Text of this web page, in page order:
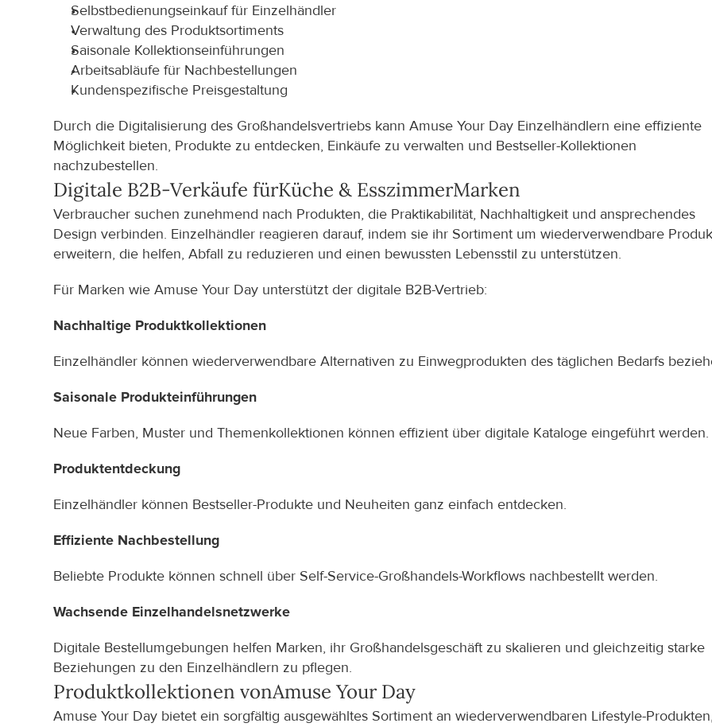
Selbstbedienungseinkauf für Einzelhändler
Verwaltung des Produktsortiments
Saisonale Kollektionseinführungen
Arbeitsabläufe für Nachbestellungen
Kundenspezifische Preisgestaltung
Durch die Digitalisierung des Großhandelsvertriebs kann Amuse Your Day Einzelhändlern eine effiziente
Möglichkeit bieten, Produkte zu entdecken, Einkäufe zu verwalten und Bestseller-Kollektionen
nachzubestellen.
Digitale B2B-Verkäufe fürKüche & EsszimmerMarken
Verbraucher suchen zunehmend nach Produkten, die Praktikabilität, Nachhaltigkeit und ansprechendes
Design verbinden. Einzelhändler reagieren darauf, indem sie ihr Sortiment um wiederverwendbare
erweitern, die helfen, Abfall zu reduzieren und einen bewussten Lebensstil zu unterstützen.
Für Marken wie Amuse Your Day unterstützt der digitale B2B-Vertrieb:
Nachhaltige Produktkollektionen
Einzelhändler können wiederverwendbare Alternativen zu Einwegprodukten des täglichen Bedarfs
Saisonale Produkteinführungen
Neue Farben, Muster und Themenkollektionen können effizient über digitale Kataloge eingeführt werden.
Produktentdeckung
Einzelhändler können Bestseller-Produkte und Neuheiten ganz einfach entdecken.
Effiziente Nachbestellung
Beliebte Produkte können schnell über Self-Service-Großhandels-Workflows nachbestellt werden.
Wachsende Einzelhandelsnetzwerke
Digitale Bestellumgebungen helfen Marken, ihr Großhandelsgeschäft zu skalieren und gleichzeitig starke
Beziehungen zu den Einzelhändlern zu pflegen.
Produktkollektionen vonAmuse Your Day
Amuse Your Day bietet ein sorgfältig ausgewähltes Sortiment an wiederverwendbaren Lifestyle-Produkten,